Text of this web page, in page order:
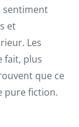
sentiment
et
Les
fait, plus
que ce
pure fiction.